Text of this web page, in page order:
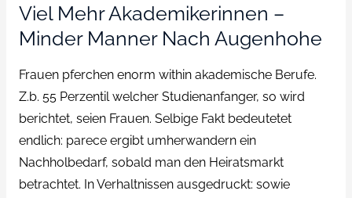
Viel Mehr Akademikerinnen –
Minder Manner Nach Augenhohe
Frauen pferchen enorm within akademische Berufe.
Z.b. 55 Perzentil welcher Studienanfanger, so wird
berichtet, seien Frauen. Selbige Fakt bedeutetet
endlich: parece ergibt umherwandern ein
Nachholbedarf, sobald man den Heiratsmarkt
betrachtet. In Verhaltnissen ausgedruckt: sowie